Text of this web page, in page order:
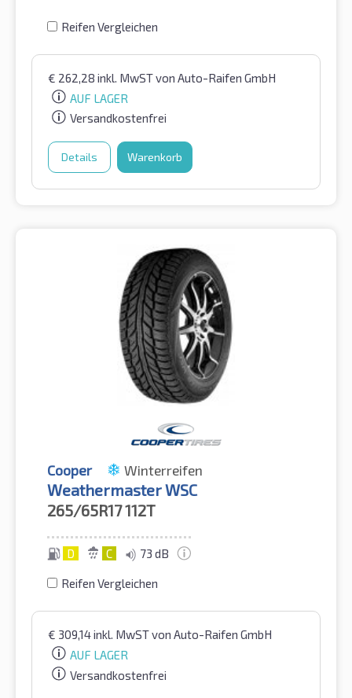
Reifen Vergleichen
€ 262,28 inkl. MwSTvon Auto-Raifen GmbH
AUF LAGER
Versandkostenfrei
Details Warenkorb
Cooper Winterreifen
Weathermaster WSC
265/65R17112T
D C 73 dB
Reifen Vergleichen
€ 309,14inkl. MwSTvon Auto-Raifen GmbH
AUF LAGER
Versandkostenfrei